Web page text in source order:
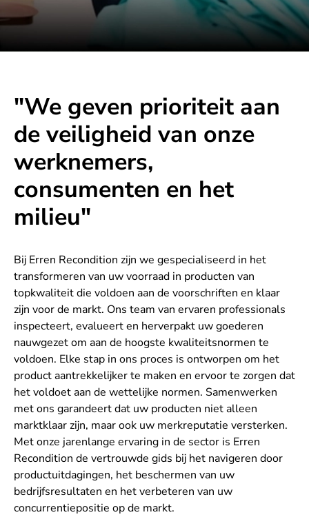
"We geven prioriteit aan
de veiligheid van onze
werknemers,
consumenten en het
milieu"
Bij Erren Recondition zijn we gespecialiseerd in het
transformeren van uw voorraad in producten van
topkwaliteit die voldoen aan de voorschriften en klaar
zijn voor de markt. Ons team van ervaren professionals
inspecteert, evalueert en herverpakt uw goederen
nauwgezet om aan de hoogste kwaliteitsnormen te
voldoen. Elke stap in ons proces is ontworpen om het
product aantrekkelijker te maken en ervoor te zorgen dat
het voldoet aan de wettelijke normen. Samenwerken
met ons garandeert dat uw producten niet alleen
marktklaar zijn, maar ook uw merkreputatie versterken.
Met onze jarenlange ervaring in de sector is Erren
Recondition de vertrouwde gids bij het navigeren door
productuitdagingen, het beschermen van uw
bedrijfsresultaten en het verbeteren van uw
concurrentiepositie op de markt.